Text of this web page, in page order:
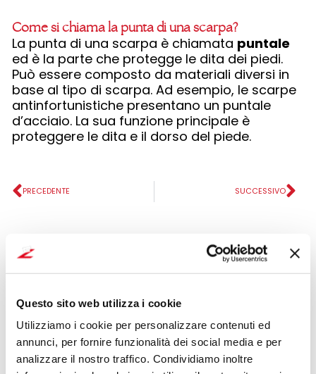
Questo sito web utilizza i cookie
Utilizziamo i cookie per personalizzare contenuti ed
annunci, per fornire funzionalità dei social media e per
analizzare il nostro traffico. Condividiamo inoltre
Come si chiama la punta di una scarpa?
La punta di una scarpa è chiamata puntale
ed è la parte che protegge le dita dei piedi.
Può essere composto da materiali diversi in
base al tipo di scarpa. Ad esempio, le scarpe
antinfortunistiche presentano un puntale
d’acciaio. La sua funzione principale è
proteggere le dita e il dorso del piede.
Precedente
PRECEDENTE SUCCESSIVO